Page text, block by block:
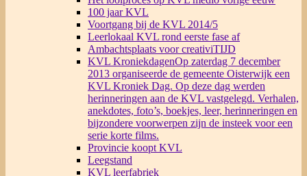
100 jaar KVL
Voortgang bij de KVL 2014/5
Leerlokaal KVL rond eerste fase af
Ambachtsplaats voor creativiTIJD
KVL KroniekdagenOp zaterdag 7 december
2013 organiseerde de gemeente Oisterwijk een
KVL Kroniek Dag. Op deze dag werden
herinneringen aan de KVL vastgelegd. Verhalen,
anekdotes, foto’s, boekjes, leer, herinneringen en
bijzondere voorwerpen zijn de insteek voor een
serie korte films.
Provincie koopt KVL
Leegstand
KVL leerfabriek